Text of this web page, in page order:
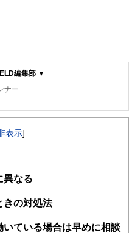
編集部 ▼
ナー
金融、経済に関する記事を、日々
きるようわかりやすく発信していま
らし」に関する書籍・雑誌の編集経
案から記事掲載まですべての工程に
取引士、相続診断士、住宅ローンア
表示]
異なる
きの対処法
ている場合は早めに相談